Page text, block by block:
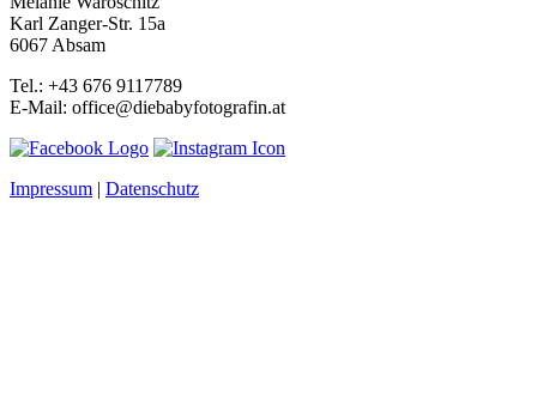
Karl Zanger-Str. 15a
6067 Absam
Tel.: +43 676 9117789
E-Mail: office@diebabyfotografin.at
Impressum | Datenschutz